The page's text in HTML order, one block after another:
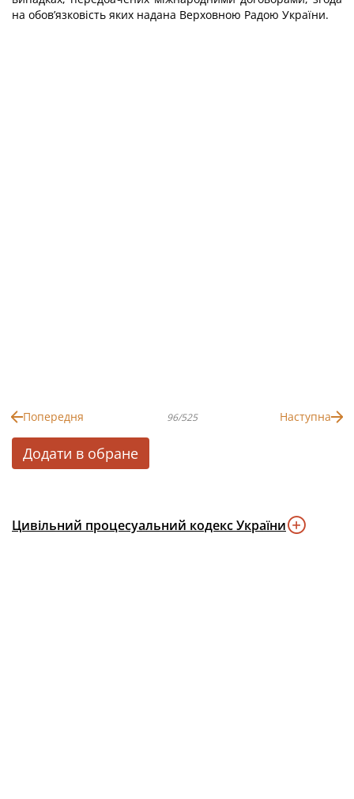
на обов’язковість яких надана Верховною Радою України.
Попередня 96/525 Наступна
Додати в обране
Цивільний процесуальний кодекс України